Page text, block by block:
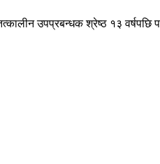
उपप्रबन्धक श्रेष्ठ १३ वर्षपछि